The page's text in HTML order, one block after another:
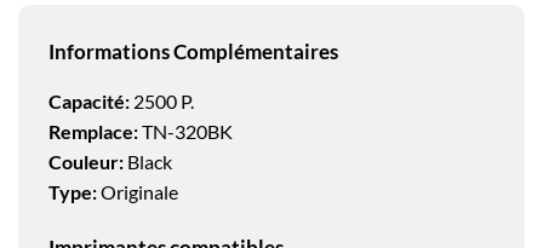
Informations Complémentaires
Capacité: 2500 P.
Remplace:TN-320BK
Couleur: Black
Type:Originale